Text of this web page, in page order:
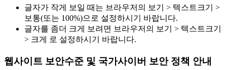
글자가 작게 보일 때는 브라우저의 보기 > 텍스트크기 >
보통(또는 100%)으로 설정하시기 바랍니다.
글자를 좀더 크게 보려면 브라우저의 보기 > 텍스트크기
> 크게 로 설정하시기 바랍니다.
웹사이트 보안수준 및 국가사이버 보안 정책 안내